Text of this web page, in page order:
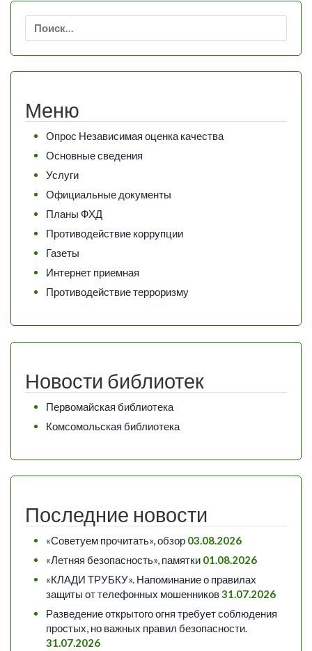
Меню
Опрос Независимая оценка качества
Основные сведения
Услуги
Официальные документы
Планы ФХД
Противодействие коррупции
Газеты
Интернет приемная
Противодействие терроризму
Новости библиотек
Первомайская библиотека
Комсомольская библиотека
Последние новости
«Советуем прочитать», обзор 03.08.2026
«Летняя безопасность», памятки 01.08.2026
«КЛАДИ ТРУБКУ». Напоминание о правилах
защиты от телефонных мошенников31.07.2026
Разведение открытого огня требует соблюдения
простых, но важных правил безопасности.
31.07.2026